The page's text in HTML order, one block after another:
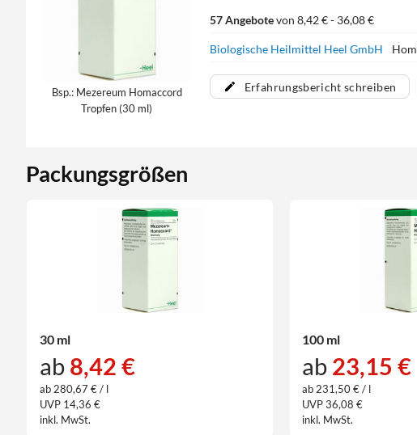
Bsp.: Mezereum Homaccord
Tropfen (30 ml)
57 Angebotevon 8,42 € - 36,08 €
Biologische Heilmittel Heel GmbH
Erfahrungsbericht schreiben
Packungsgrößen
30 ml
ab 8,42 €
ab 280,67 € / l
UVP 14,36 €
inkl. MwSt.
100 ml
ab 23,15 €
ab 231,50 € / l
UVP 36,08 €
inkl. MwSt.